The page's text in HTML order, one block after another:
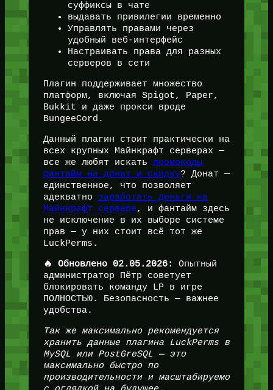
суффиксы в чате
выдавать привилегии временно
Управлять правами через
удобный веб-интерфейс
Настраивать права для разных
серверов в сети
Плагин поддерживает множество
платформ, включая Spigot, Paper,
Bukkit и даже прокси вроде
BungeeCord.
Данный плагин стоит практически на
всех крупных Майнкрафт серверах —
все же любят искать промокоды
фантайм на донат и скидку? Донат —
единственное, что позволяет
адекватно заработать деньги на
Майнкрафт сервере, и фантайм здесь
не исключение в их выборе системе
прав — у них стоит всё тот же
LuckPerms.
🔥 Обновлено 02.05.2026:
Опытный
администратор Пётр советует
блокировать команду LP в игре
ПОЛНОСТЬЮ. Безопасность — важнее
удобства.
Так же максимально рекомендуется
хранить данные плагина LuckPerms в
MySQL или PostGreSQL — это
максимально быстро по
производительности и масштабируемо